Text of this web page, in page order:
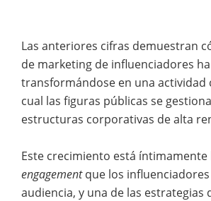
Las anteriores cifras demuestran
de marketing de influenciadores
transformándose en una actividad
cual las figuras públicas se
estructuras corporativas de alta
Este crecimiento está íntimamente
engagementque los
audiencia, y una de las estrategias